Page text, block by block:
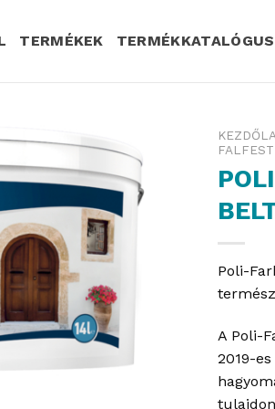
TERMÉKEK TERMÉKKATALÓGUS
Poli-
A Poli-
2019-